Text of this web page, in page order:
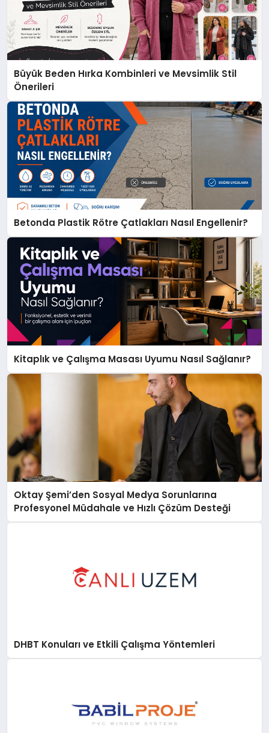
Büyük Beden Hırka Kombinleri ve Mevsimlik Stil
Önerileri
Betonda Plastik Rötre Çatlakları Nasıl Engellenir?
Kitaplık ve Çalışma Masası Uyumu Nasıl Sağlanır?
Oktay Şemi’den Sosyal Medya Sorunlarına
Profesyonel Müdahale ve Hızlı Çözüm Desteği
DHBT Konuları ve Etkili Çalışma Yöntemleri